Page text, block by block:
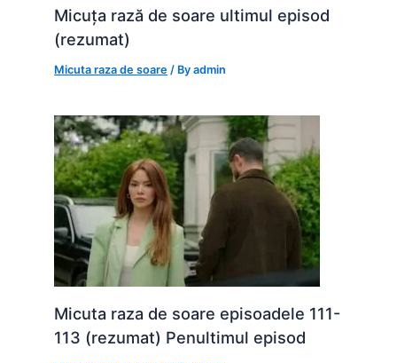
Micuța rază de soare ultimul episod
(rezumat)
Micuta raza de soare / Byadmin
Micuta raza de soare episoadele 111-
113 (rezumat) Penultimul episod